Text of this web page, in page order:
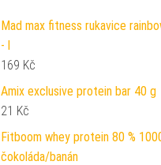
Mad max fitness rukavice
- l
169 Kč
Amix exclusive protein bar 40 g
21 Kč
Fitboom whey protein 80 %
čokoláda/banán